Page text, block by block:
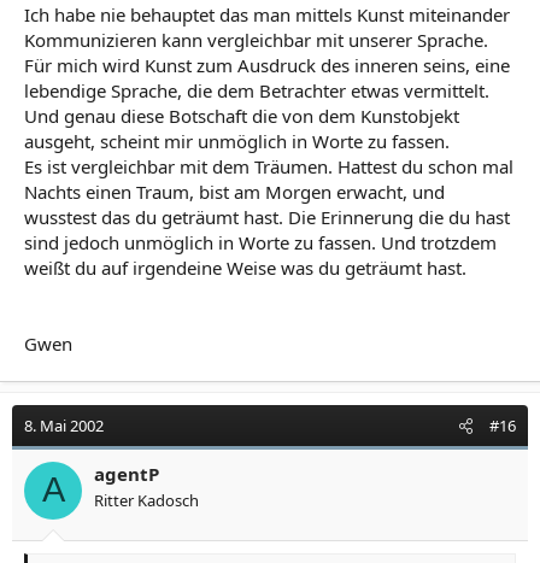
Ich habe nie behauptet das man mittels Kunst miteinander
Kommunizieren kann vergleichbar mit unserer Sprache.
Für mich wird Kunst zum Ausdruck des inneren seins, eine
lebendige Sprache, die dem Betrachter etwas vermittelt.
Und genau diese Botschaft die von dem Kunstobjekt
ausgeht, scheint mir unmöglich in Worte zu fassen.
Es ist vergleichbar mit dem Träumen. Hattest du schon mal
Nachts einen Traum, bist am Morgen erwacht, und
wusstest das du geträumt hast. Die Erinnerung die du hast
sind jedoch unmöglich in Worte zu fassen. Und trotzdem
weißt du auf irgendeine Weise was du geträumt hast.
Gwen
8. Mai 2002 #16
A agentP
Ritter Kadosch